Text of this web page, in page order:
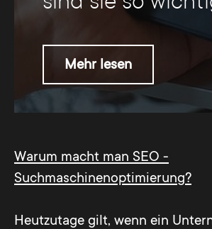
Warum macht man SEO -
Suchmaschinenoptimierung?
Heutzutage gilt, wenn ein
Mehr lesen